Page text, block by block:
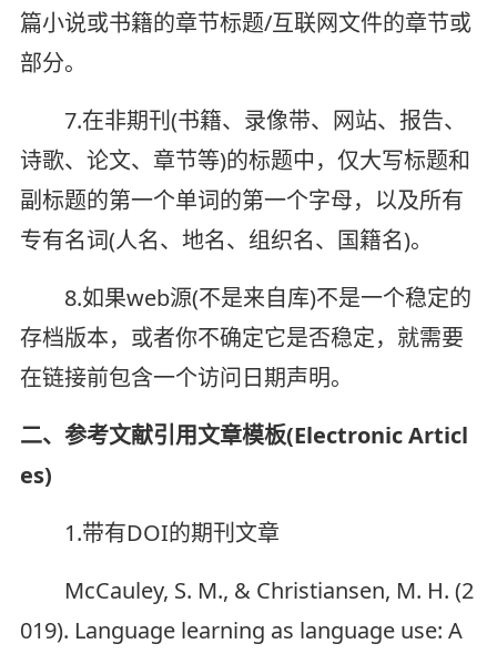
篇小说或书籍的章节标题/互联网文件的章节或
部分。
7.在非期刊(书籍、录像带、网站、报告、
诗歌、论文、章节等)的标题中，仅大写标题和
副标题的第一个单词的第一个字母，以及所有
专有名词(人名、地名、组织名、国籍名)。
8.如果web源(不是来自库)不是一个稳定的
存档版本，或者你不确定它是否稳定，就需要
在链接前包含一个访问日期声明。
二、参考文献引用文章模板(Electronic Articl
es)
1.带有DOI的期刊文章
McCauley, S. M., & Christiansen, M. H. (2
019). Language learning as language use: A